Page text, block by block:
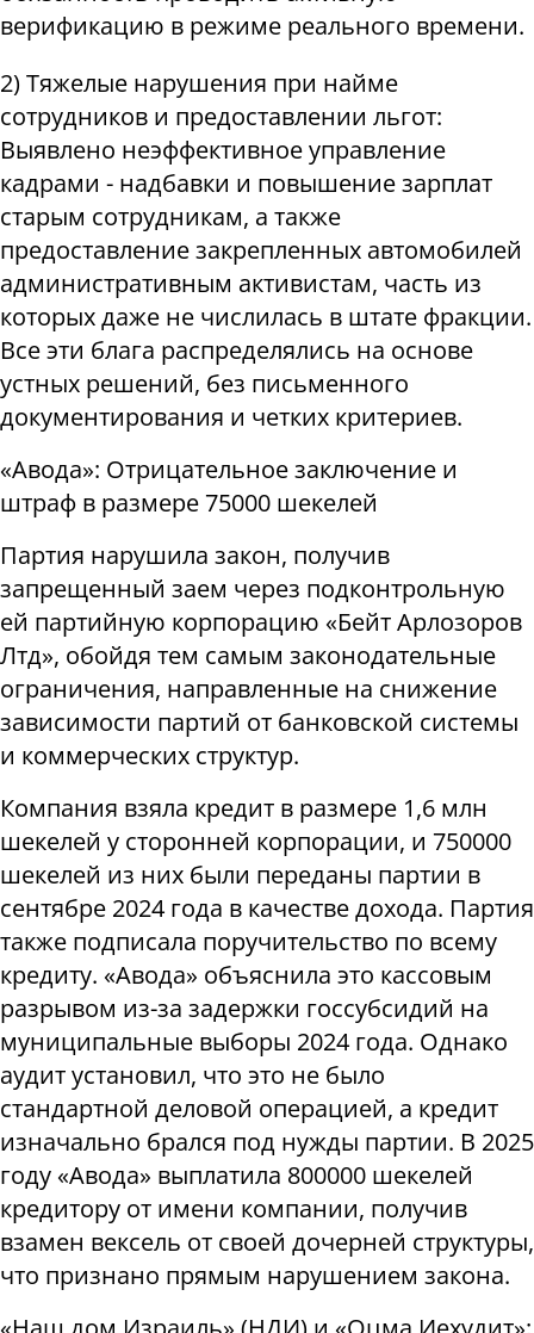
верификацию в режиме реального времени.
2) Тяжелые нарушения при найме
сотрудников и предоставлении льгот:
Выявлено неэффективное управление
кадрами - надбавки и повышение зарплат
старым сотрудникам, а также
предоставление закрепленных автомобилей
административным активистам, часть из
которых даже не числилась в штате фракции.
Все эти блага распределялись на основе
устных решений, без письменного
документирования и четких критериев.
«Авода»: Отрицательное заключение и
штраф в размере 75000 шекелей
Партия нарушила закон, получив
запрещенный заем через подконтрольную
ей партийную корпорацию «Бейт Арлозоров
Лтд», обойдя тем самым законодательные
ограничения, направленные на снижение
зависимости партий от банковской системы
и коммерческих структур.
Компания взяла кредит в размере 1,6 млн
шекелей у сторонней корпорации, и 750000
шекелей из них были переданы партии в
сентябре 2024 года в качестве дохода. Партия
также подписала поручительство по всему
кредиту. «Авода» объяснила это кассовым
разрывом из-за задержки госсубсидий на
муниципальные выборы 2024 года. Однако
аудит установил, что это не было
стандартной деловой операцией, а кредит
изначально брался под нужды партии. В 2025
году «Авода» выплатила 800000 шекелей
кредитору от имени компании, получив
взамен вексель от своей дочерней структуры,
что признано прямым нарушением закона.